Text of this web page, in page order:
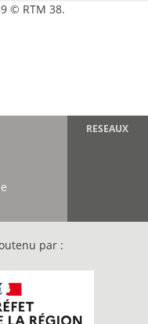
© RTM 38.
RESEAUX
par :